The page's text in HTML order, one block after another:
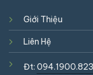
Giới Thiệu
Liên Hệ
Đt: 094.1900.823